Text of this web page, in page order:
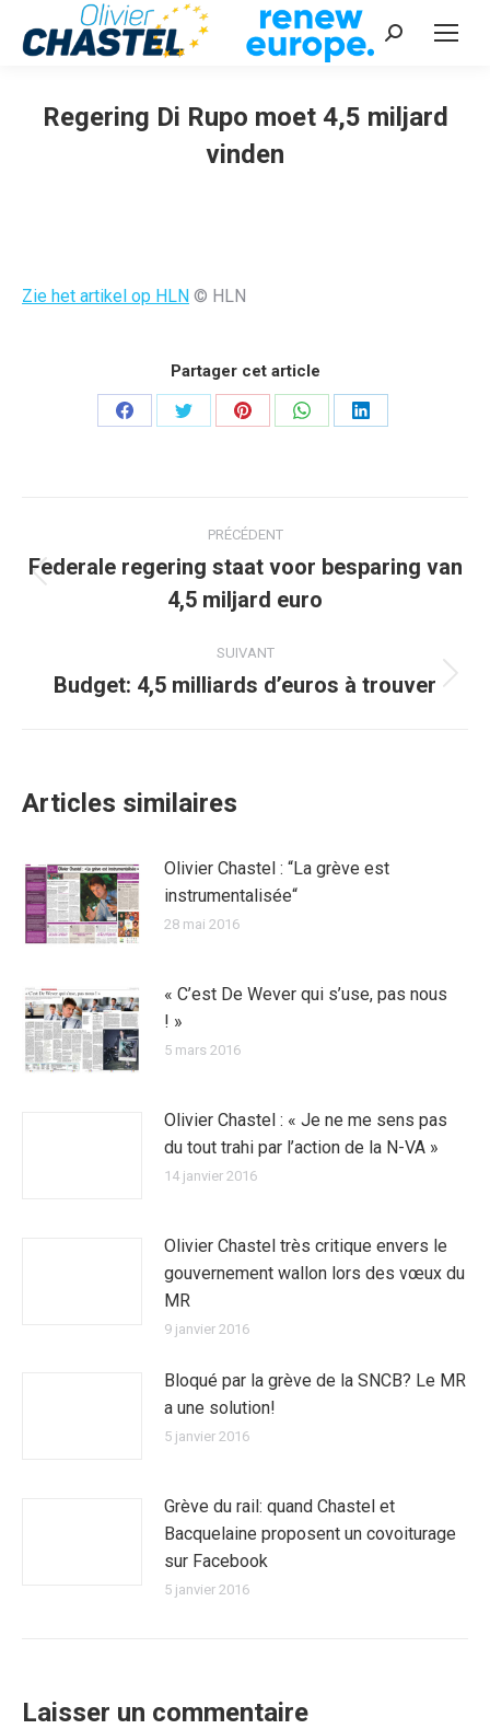
Recherche
Regering Di Rupo moet 4,5 miljard
vinden
Zie het artikel op HLN © HLN
Partager cet article
PartagerPartagerPartagerPartagerPartager
article
PRÉCÉDENT
précédent
Federale regering staat voor besparing van
4,5 miljard euro
SUIVANT
Article
Budget: 4,5 milliards d’euros à trouver
Articles similaires
Olivier Chastel : “La grève est
instrumentalisée“
28 mai 2016
« C’est De Wever qui s’use, pas nous
! »
5 mars 2016
Olivier Chastel : « Je ne me sens pas
du tout trahi par l’action de la N-VA »
14 janvier 2016
Olivier Chastel très critique envers le
gouvernement wallon lors des vœux du
MR
9 janvier 2016
Bloqué par la grève de la SNCB? Le MR
a une solution!
5 janvier 2016
Grève du rail: quand Chastel et
Bacquelaine proposent un covoiturage
sur Facebook
5 janvier 2016
Laisser un commentaire